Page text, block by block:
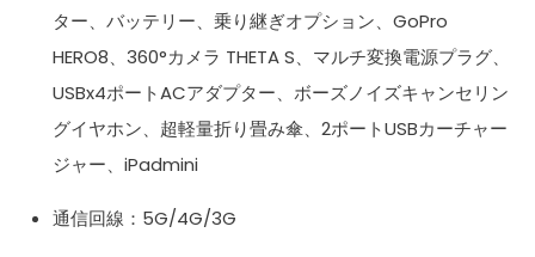
ター、バッテリー、乗り継ぎオプション、GoPro
HERO8、360°カメラ THETA S、マルチ変換電源プラグ、
USBx4ポートACアダプター、ボーズノイズキャンセリン
グイヤホン、超軽量折り畳み傘、2ポートUSBカーチャー
ジャー、iPadmini
通信回線：5G/4G/3G